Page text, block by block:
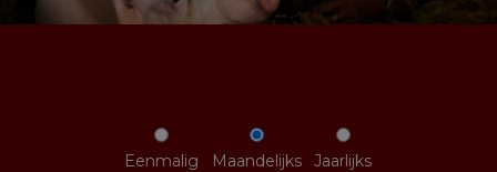
Eenmalig Maandelijks Jaarlijks